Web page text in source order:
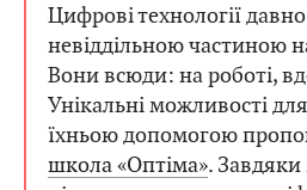
Цифрові технології
невіддільною частиною
Вони всюди: на роботі,
Унікальні можливості
їхньою допомогою
школа «Оптіма».